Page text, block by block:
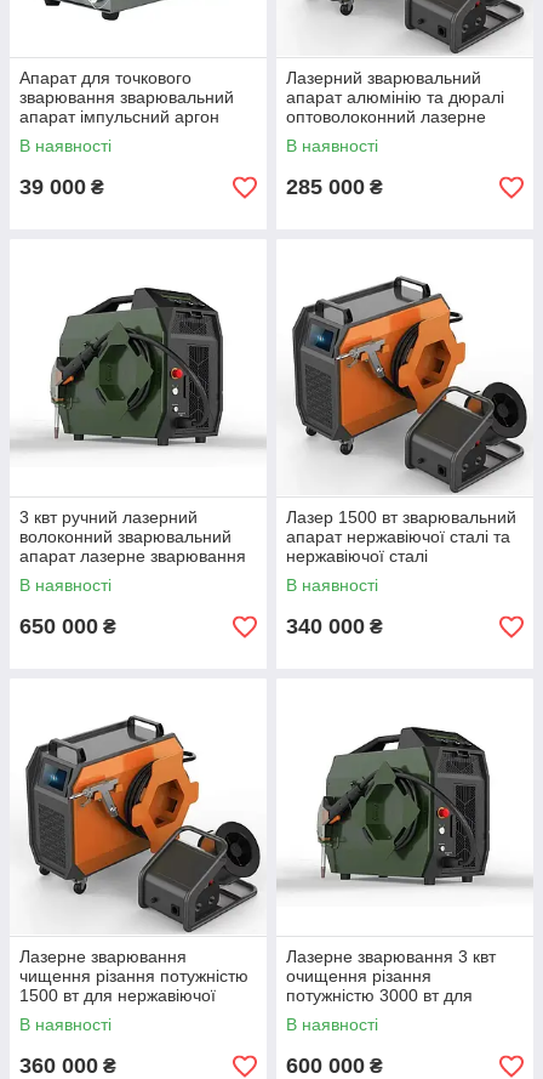
Апарат для точкового
зварювання зварювальний
апарат імпульсний аргон
ARC NC
В наявності
39 000 ₴
Лазерний зварювальний
апарат алюмінію та дюралі
оптоволоконний лазерне
зварювання 1500 1,5 кВт
В наявності
285 000 ₴
3 квт ручний лазерний
волоконний зварювальний
апарат лазерне зварювання
В наявності
650 000 ₴
Лазер 1500 вт зварювальний
апарат нержавіючої сталі та
нержавіючої сталі
оптоволоконний лазерне
зварювання 1,5 кВт
В наявності
340 000 ₴
Лазерне зварювання
чищення різання потужністю
1500 вт для нержавіючої
сталі та нержавіючої сталі на
1,5 кВт
В наявності
360 000 ₴
Лазерне зварювання 3 квт
очищення різання
потужністю 3000 вт для
чорного металу та
розжареної сталі на
В наявності
600 000 ₴